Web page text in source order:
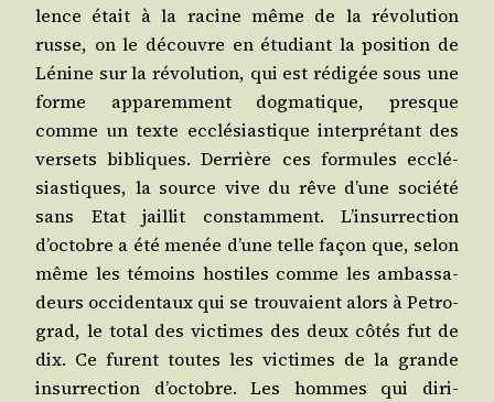
lence était à la racine même de la révo­lu­tion
russe, on le découvre en étu­diant la posi­tion de
Lénine sur la révo­lu­tion, qui est rédi­gée sous une
forme appa­rem­ment dog­ma­tique, presque
comme un texte ecclé­sias­tique inter­pré­tant des
ver­sets bibliques. Der­rière ces for­mules ecclé­
sias­tiques, la source vive du rêve d’une socié­té
sans Etat jaillit constam­ment. L’insurrection
d’octobre a été menée d’une telle façon que, selon
même les témoins hos­tiles comme les ambas­sa­
deurs occi­den­taux qui se trou­vaient alors à Petro­
grad, le total des vic­times des deux côtés fut de
dix. Ce furent toutes les vic­times de la grande
insur­rec­tion d’octobre. Les hommes qui diri­